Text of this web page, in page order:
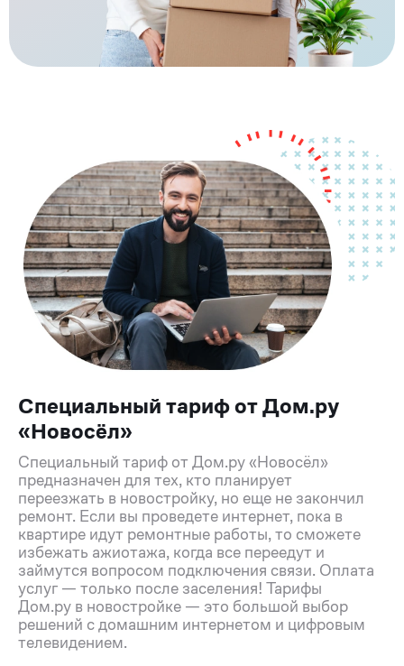
Специальный тариф от Дом.ру
«Новосёл»
Специальный тариф от Дом.ру «Новосёл»
предназначен для тех, кто планирует
переезжать в новостройку, но еще не закончил
ремонт. Если вы проведете интернет, пока в
квартире идут ремонтные работы, то сможете
избежать ажиотажа, когда все переедут и
займутся вопросом подключения связи. Оплата
услуг — только после заселения! Тарифы
Дом.ру в новостройке — это большой выбор
решений с домашним интернетом и цифровым
телевидением.